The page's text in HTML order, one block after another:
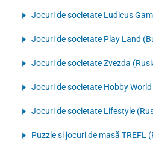
Jocuri de societate Ludicus
Jocuri de societate Play Land
Jocuri de societate Zvezda
Jocuri de societate Hobby
Jocuri de societate Lifestyle
Puzzle şi jocuri de masă TREFL